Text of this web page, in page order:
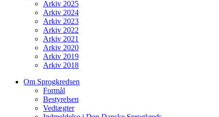
Arkiv 2025
Arkiv 2024
Arkiv 2023
Arkiv 2022
Arkiv 2021
Arkiv 2020
Arkiv 2019
Arkiv 2018
Om Sprogkredsen
Formål
Bestyrelsen
Vedtægter